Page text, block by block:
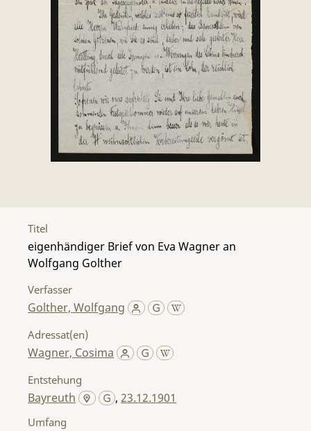
Titel
eigenhändiger Brief von Eva Wagner an
Wolfgang Golther
Verfasser
Golther, Wolfgang
Adressat(en)
Wagner, Cosima
Entstehung
Bayreuth ,23.12.1901
Umfang